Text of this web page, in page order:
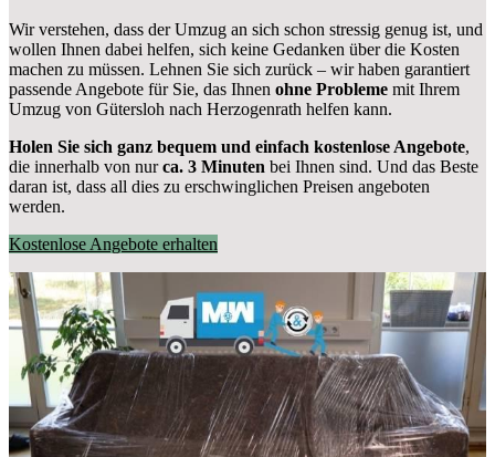
Wir verstehen, dass der Umzug an sich schon stressig genug ist, und
wollen Ihnen dabei helfen, sich keine Gedanken über die Kosten
machen zu müssen. Lehnen Sie sich zurück – wir haben garantiert
passende Angebote für Sie, das Ihnen ohne Probleme mit Ihrem
Umzug von Gütersloh nach Herzogenrath helfen kann.
Holen Sie sich ganz bequem und einfach kostenlose Angebote,
die innerhalb von nurca. 3 Minuten bei Ihnen sind. Und das Beste
daran ist, dass all dies zu erschwinglichen Preisen angeboten
werden.
Kostenlose Angebote erhalten